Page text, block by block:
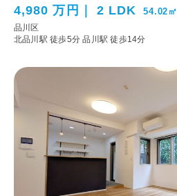
4,980 万円 2 LDK 54.02㎡
品川区
北品川駅 徒歩5分品川駅 徒歩14分